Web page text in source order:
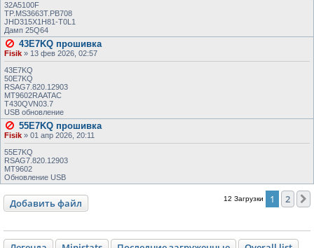
32A5100F
TP.MS3663T.PB708
JHD315X1H81-T0L1
Дамп 25Q64
43E7KQ прошивка
Fisik » 13 фев 2026, 02:57
43E7KQ
50E7KQ
RSAG7.820.12903
MT9602RAATAC
T430QVN03.7
USB обновление
55E7KQ прошивка
Fisik » 01 апр 2026, 20:11
55E7KQ
RSAG7.820.12903
MT9602
Обновление USB
12 Загрузки 1 2
Добавить файл